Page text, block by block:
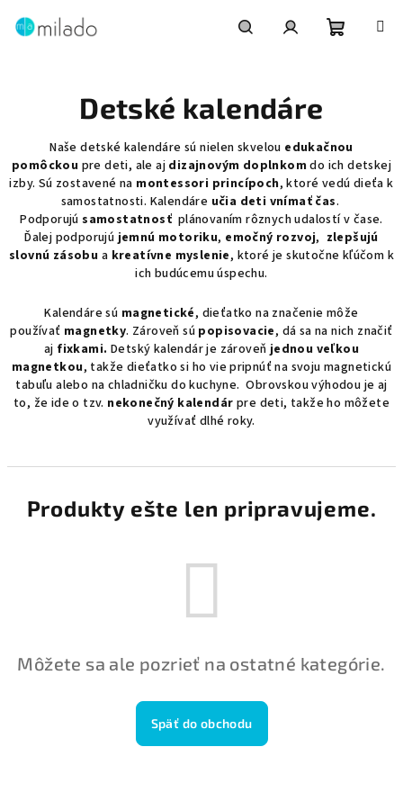
Detské kalendáre
Naše detské kalendáre sú nielen skvelou edukačnou
pomôckou pre deti, ale aj dizajnovým doplnkom do ich detskej
izby. Sú zostavené na montessori princípoch, ktoré vedú dieťa k
samostatnosti. Kalendáre učia deti vnímať čas.
Podporujú samostatnosť plánovaním rôznych udalostí v čase.
Ďalej podporujújemnú motoriku, emočný rozvoj, zlepšujú
slovnú zásobu a kreatívne myslenie, ktoré je skutočne kľúčom k
ich budúcemu úspechu.
Kalendáre sú magnetické, dieťatko na značenie môže
používať magnetky. Zároveň sú popisovacie, dá sa na nich značiť
aj fixkami. Detský kalendár je zároveňjednou veľkou
magnetkou, takže dieťatko si ho vie pripnúť na svoju magnetickú
tabuľu alebo na chladničku do kuchyne. Obrovskou výhodou je aj
to, že ide o tzv. nekonečný kalendár pre deti, takže ho môžete
využívať dlhé roky.
Produkty ešte len pripravujeme.
Môžete sa ale pozrieť na ostatné kategórie.
Späť do obchodu